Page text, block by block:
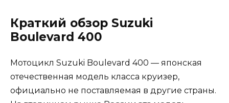
Краткий обзор Suzuki
Boulevard 400
Мотоцикл Suzuki Boulevard 400 — японская
отечественная модель класса круизер,
официально не поставляемая в другие страны.